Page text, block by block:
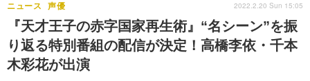
グッズ イベント
声優
ラキりす
連載マンガ一覧 連載一覧
番組・動画
番組・動画一覧 ラジオ
動画
連載・ブログ
連載・ブログ一覧
『天才王子の赤字国家再生術』“名シーン”を振
り返る特別番組の配信が決定！高橋李依・千本
木彩花が出演
ニュース 声優 2022.2.20 Sun 15:05